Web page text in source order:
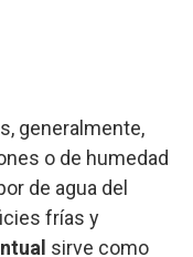
generalmente,
o de humedad
de agua del
frías y
sirve como